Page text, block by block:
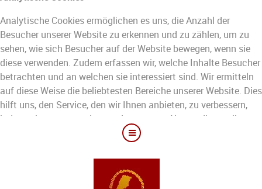
Analytische Cookies ermöglichen es uns, die Anzahl der
Besucher unserer Website zu erkennen und zu zählen, um zu
sehen, wie sich Besucher auf der Website bewegen, wenn sie
diese verwenden. Zudem erfassen wir, welche Inhalte Besucher
betrachten und an welchen sie interessiert sind. Wir ermitteln
auf diese Weise die beliebtesten Bereiche unserer Website. Dies
hilft uns, den Service, den wir Ihnen anbieten, zu verbessern,
indem wir uns vergewissern, dass unsere Nutzer die von ihnen
gesuchten Informationen finden. Dabei werden anonymisierte
Angebote für Sie zielgenauer zu gestalten.